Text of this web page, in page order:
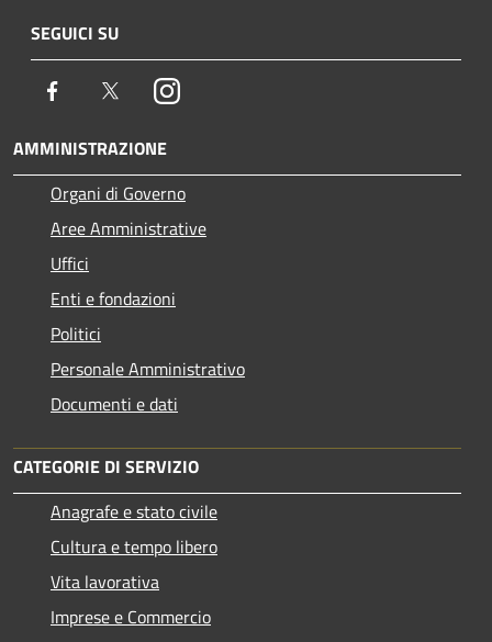
SEGUICI SU
Facebook TwitterInstagram
AMMINISTRAZIONE
Organi di Governo
Aree Amministrative
Uffici
Enti e fondazioni
Politici
Personale Amministrativo
Documenti e dati
CATEGORIE DI SERVIZIO
Anagrafe e stato civile
Cultura e tempo libero
Vita lavorativa
Imprese e Commercio